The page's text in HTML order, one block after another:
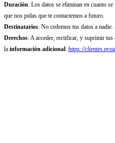
Duración: Los datos se eliminan en cuanto
que nos pidas que te contactemos a futuro.
Destinatarios: No cedemos tus datos a nadie.
Derechos: A acceder, rectificar, y suprimir
la información adicional: https://